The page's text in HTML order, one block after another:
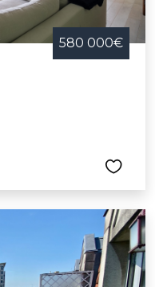
580 000€